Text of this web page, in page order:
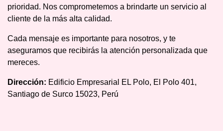
prioridad. Nos comprometemos a brindarte un servicio al
cliente de la más alta calidad.
Cada mensaje es importante para nosotros, y te
aseguramos que recibirás la atención personalizada que
mereces.
Dirección: Edificio Empresarial EL Polo, El Polo 401,
Santiago de Surco 15023, Perú